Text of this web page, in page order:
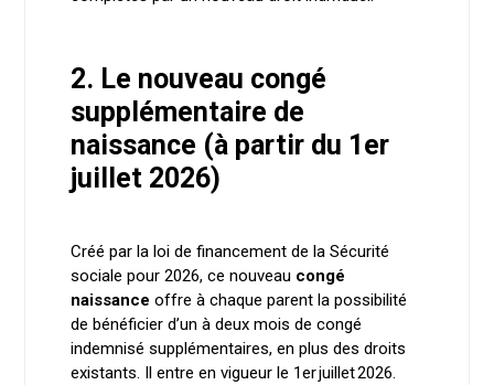
2. Le nouveau congé
supplémentaire de
naissance (à partir du 1er
juillet 2026)
Créé par la loi de financement de la Sécurité
sociale pour 2026, ce nouveau congé
naissance offre à chaque parent la possibilité
de bénéficier d’un à deux mois de congé
indemnisé supplémentaires, en plus des droits
existants. Il entre en vigueur le 1er juillet 2026.